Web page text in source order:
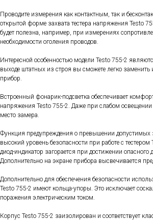
Проводите измерения как контактным, так и
открытой форме захвата тестера напряжения Testo
будет полезна, например, при измерениях
необходимости оголения проводов.
Интересной особенностью модели Testo 755-2
выходе штатных из строя вы сможете легко заменить
прибор.
Встроенный фонарик-подсветка обеспечивает
напряжения Testo 755-2. Даже при слабом освещении
место замера.
Функция предупреждения о превышении допустимых
высокий уровень безопасности при работе с
диод-индикатор загорается при достижении опасного
Дополнительно на экране прибора высвечивается
Дополнительно для обеспечения безопасности
Testo 755-2 имеют кольца-упоры. Это исключает
поражения электрическим током.
Корпус Testo 755-2 заизолирован и соответствует